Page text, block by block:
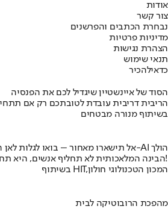
אודות
צור קשר
נבחרת הכתבים והפרשנים
מדיניות פרטיות
הצהרת נגישות
תנאי שימוש
כדאילהכיר
הסוד של איינשטיין שיגדיל לכם את הפנסיה
הריבית דריבית עובדת לטובתכם רק אם
בשיתוף מנורה מבטחים
אל תישארו מאחור – בואו לגלות לאן ה-AI הולך
הבינה המלאכותית לא תחליף אנשים, היא תחליף את מי שלא משתמש בה!
בשיתוף HIT,המכון הטכנולוגי חולון
מהפכת הרובוטיקה לבית